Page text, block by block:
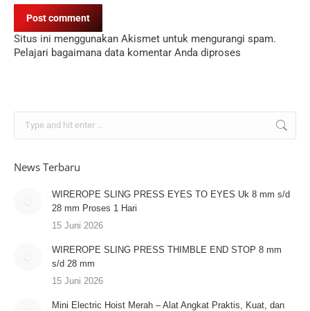
Post comment
Situs ini menggunakan Akismet untuk mengurangi spam.
Pelajari bagaimana data komentar Anda diproses
News Terbaru
WIREROPE SLING PRESS EYES TO EYES Uk 8 mm s/d
28 mm Proses 1 Hari
15 Juni 2026
WIREROPE SLING PRESS THIMBLE END STOP 8 mm
s/d 28 mm
15 Juni 2026
Mini Electric Hoist Merah – Alat Angkat Praktis, Kuat, dan